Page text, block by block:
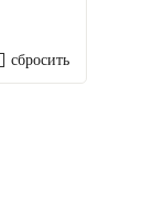
сбросить